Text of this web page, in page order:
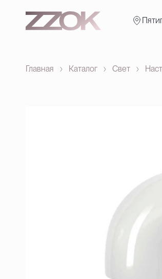
Главная Каталог Свет